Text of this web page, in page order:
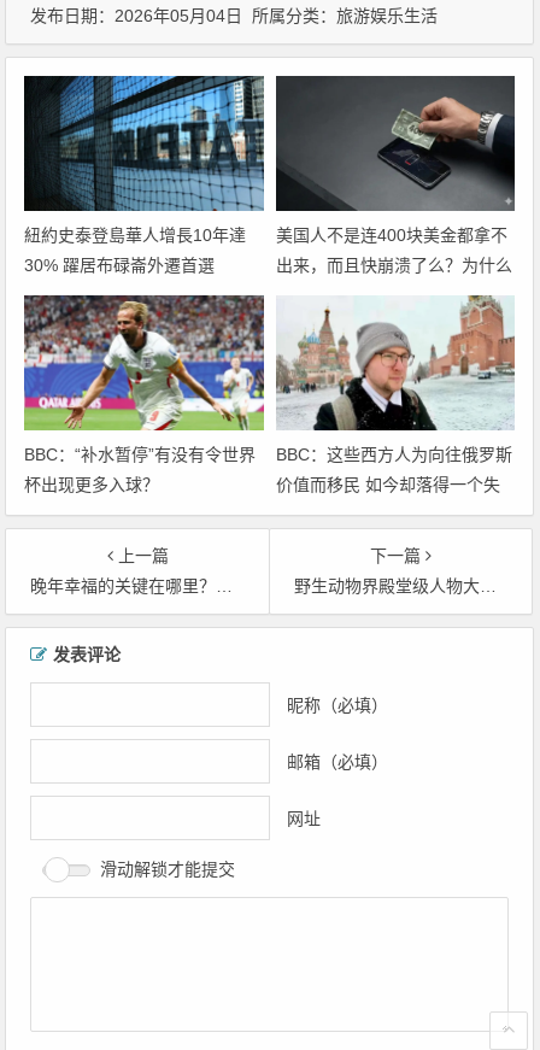
发布日期：2026年05月04日 所属分类：旅游娱乐生活
紐約史泰登島華人增長10年達
30% 躍居布碌崙外遷首選
美国人不是连400块美金都拿不
出来，而且快崩溃了么？为什么
世界杯场场爆满？
BBC：“补水暂停”有没有令世界
杯出现更多入球？
BBC：这些西方人为向往俄罗斯
价值而移民 如今却落得一个失
落
上一篇
晚年幸福的关键在哪里？新研究揭示影响老年人生活质量七大要素
下一篇
野生动物界殿堂级人物大卫·艾登堡一百岁了
文章导航
发表评论
昵称（必填）
邮箱（必填）
网址
滑动解锁才能提交